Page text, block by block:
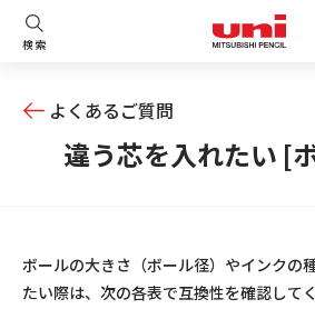
検索
よくあるご質問
違う芯を入れたい [
ボールの大きさ（ボール径）やインクの
たい際は、次の各表で互換性を確認して